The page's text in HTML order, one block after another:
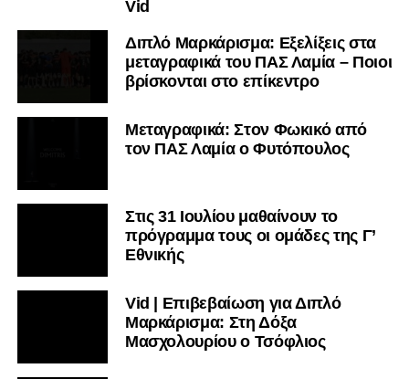
Vid
Διπλό Μαρκάρισμα: Εξελίξεις στα
μεταγραφικά του ΠΑΣ Λαμία – Ποιοι
βρίσκονται στο επίκεντρο
Μεταγραφικά: Στον Φωκικό από
τον ΠΑΣ Λαμία ο Φυτόπουλος
Στις 31 Ιουλίου μαθαίνουν το
πρόγραμμα τους οι ομάδες της Γ’
Εθνικής
Vid | Επιβεβαίωση για Διπλό
Μαρκάρισμα: Στη Δόξα
Μασχολουρίου ο Τσόφλιος